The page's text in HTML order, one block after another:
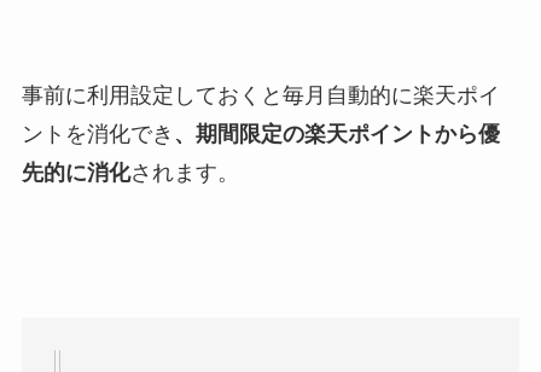
事前に利用設定しておくと毎月自動的に楽天ポイ
ントを消化でき 、期間限定の楽天ポイントから優
先的に消化されます。